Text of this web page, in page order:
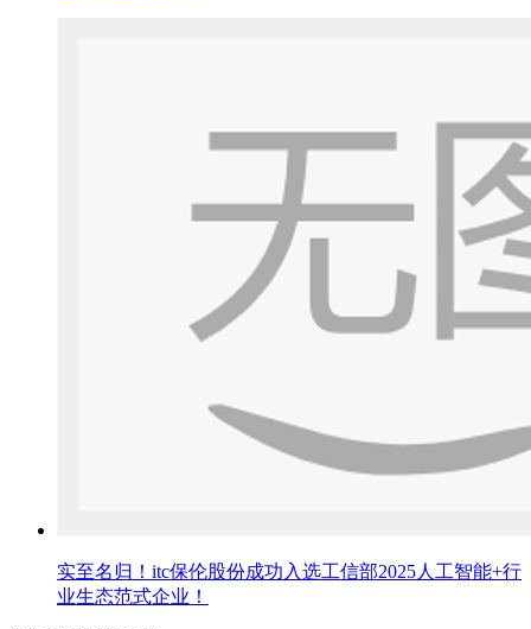
实至名归！itc保伦股份成功入选工信部2025人工智能+行
业生态范式企业！